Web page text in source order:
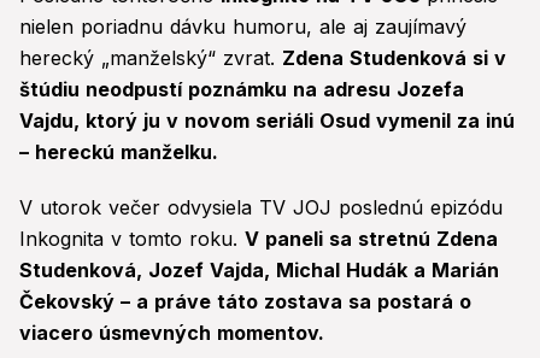
nielen poriadnu dávku humoru, ale aj zaujímavý
herecký „manželský“ zvrat. Zdena Studenková si v
štúdiu neodpustí poznámku na adresu Jozefa
Vajdu, ktorý ju v novom seriáli Osud vymenil za inú
– hereckú manželku.
V utorok večer odvysiela TV JOJ poslednú epizódu
Inkognita v tomto roku. V paneli sa stretnú Zdena
Studenková, Jozef Vajda, Michal Hudák a Marián
Čekovský – a práve táto zostava sa postará o
viacero úsmevných momentov.